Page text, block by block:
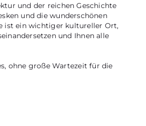
und der reichen Geschichte
und die wunderschönen
ist ein wichtiger kultureller Ort,
und Ihnen alle
ohne große Wartezeit für die